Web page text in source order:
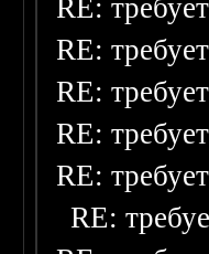
RE:
RE:
RE:
RE:
RE:
RE: